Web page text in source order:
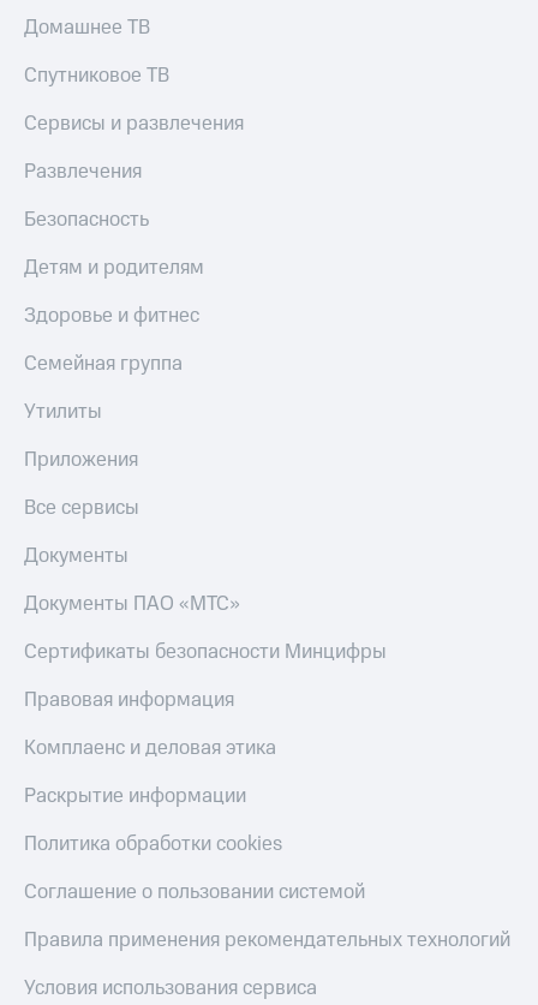
Домашнее ТВ
Спутниковое ТВ
Сервисы и развлечения
Развлечения
Безопасность
Детям и родителям
Здоровье и фитнес
Семейная группа
Утилиты
Приложения
Все сервисы
Документы
Документы ПАО «МТС»
Сертификаты безопасности Минцифры
Правовая информация
Комплаенс и деловая этика
Раскрытие информации
Политика обработки cookies
Соглашение о пользовании системой
Правила применения рекомендательных технологий
Условия использования сервиса